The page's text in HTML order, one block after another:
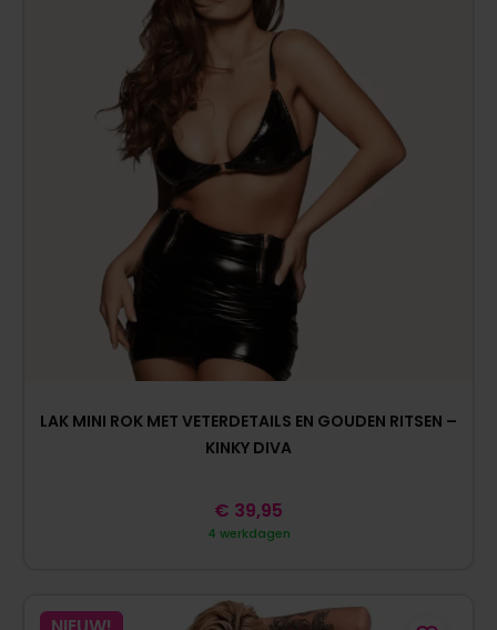
LAK MINI ROK MET VETERDETAILS EN GOUDEN RITSEN –
KINKY DIVA
4 werkdagen
€ 39,95